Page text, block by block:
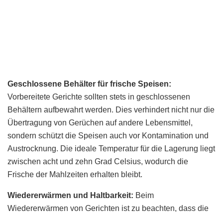
Geschlossene Behälter für frische Speisen:
Vorbereitete Gerichte sollten stets in geschlossenen
Behältern aufbewahrt werden. Dies verhindert nicht nur die
Übertragung von Gerüchen auf andere Lebensmittel,
sondern schützt die Speisen auch vor Kontamination und
Austrocknung. Die ideale Temperatur für die Lagerung liegt
zwischen acht und zehn Grad Celsius, wodurch die
Frische der Mahlzeiten erhalten bleibt.
Wiedererwärmen und Haltbarkeit: Beim
Wiedererwärmen von Gerichten ist zu beachten, dass die